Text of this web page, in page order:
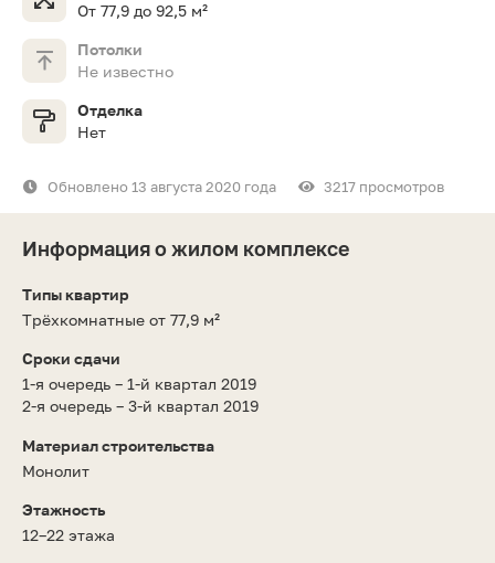
От 77,9 до 92,5 м²
Потолки
Не известно
Отделка
Нет
Обновлено 13 августа 2020 года 3217 просмотров
Информация о жилом комплексе
Типы квартир
Трёхкомнатные от 77,9 м²
Сроки сдачи
1-я очередь – 1-й квартал 2019
2-я очередь – 3-й квартал 2019
Материал строительства
Монолит
Этажность
12–22 этажа